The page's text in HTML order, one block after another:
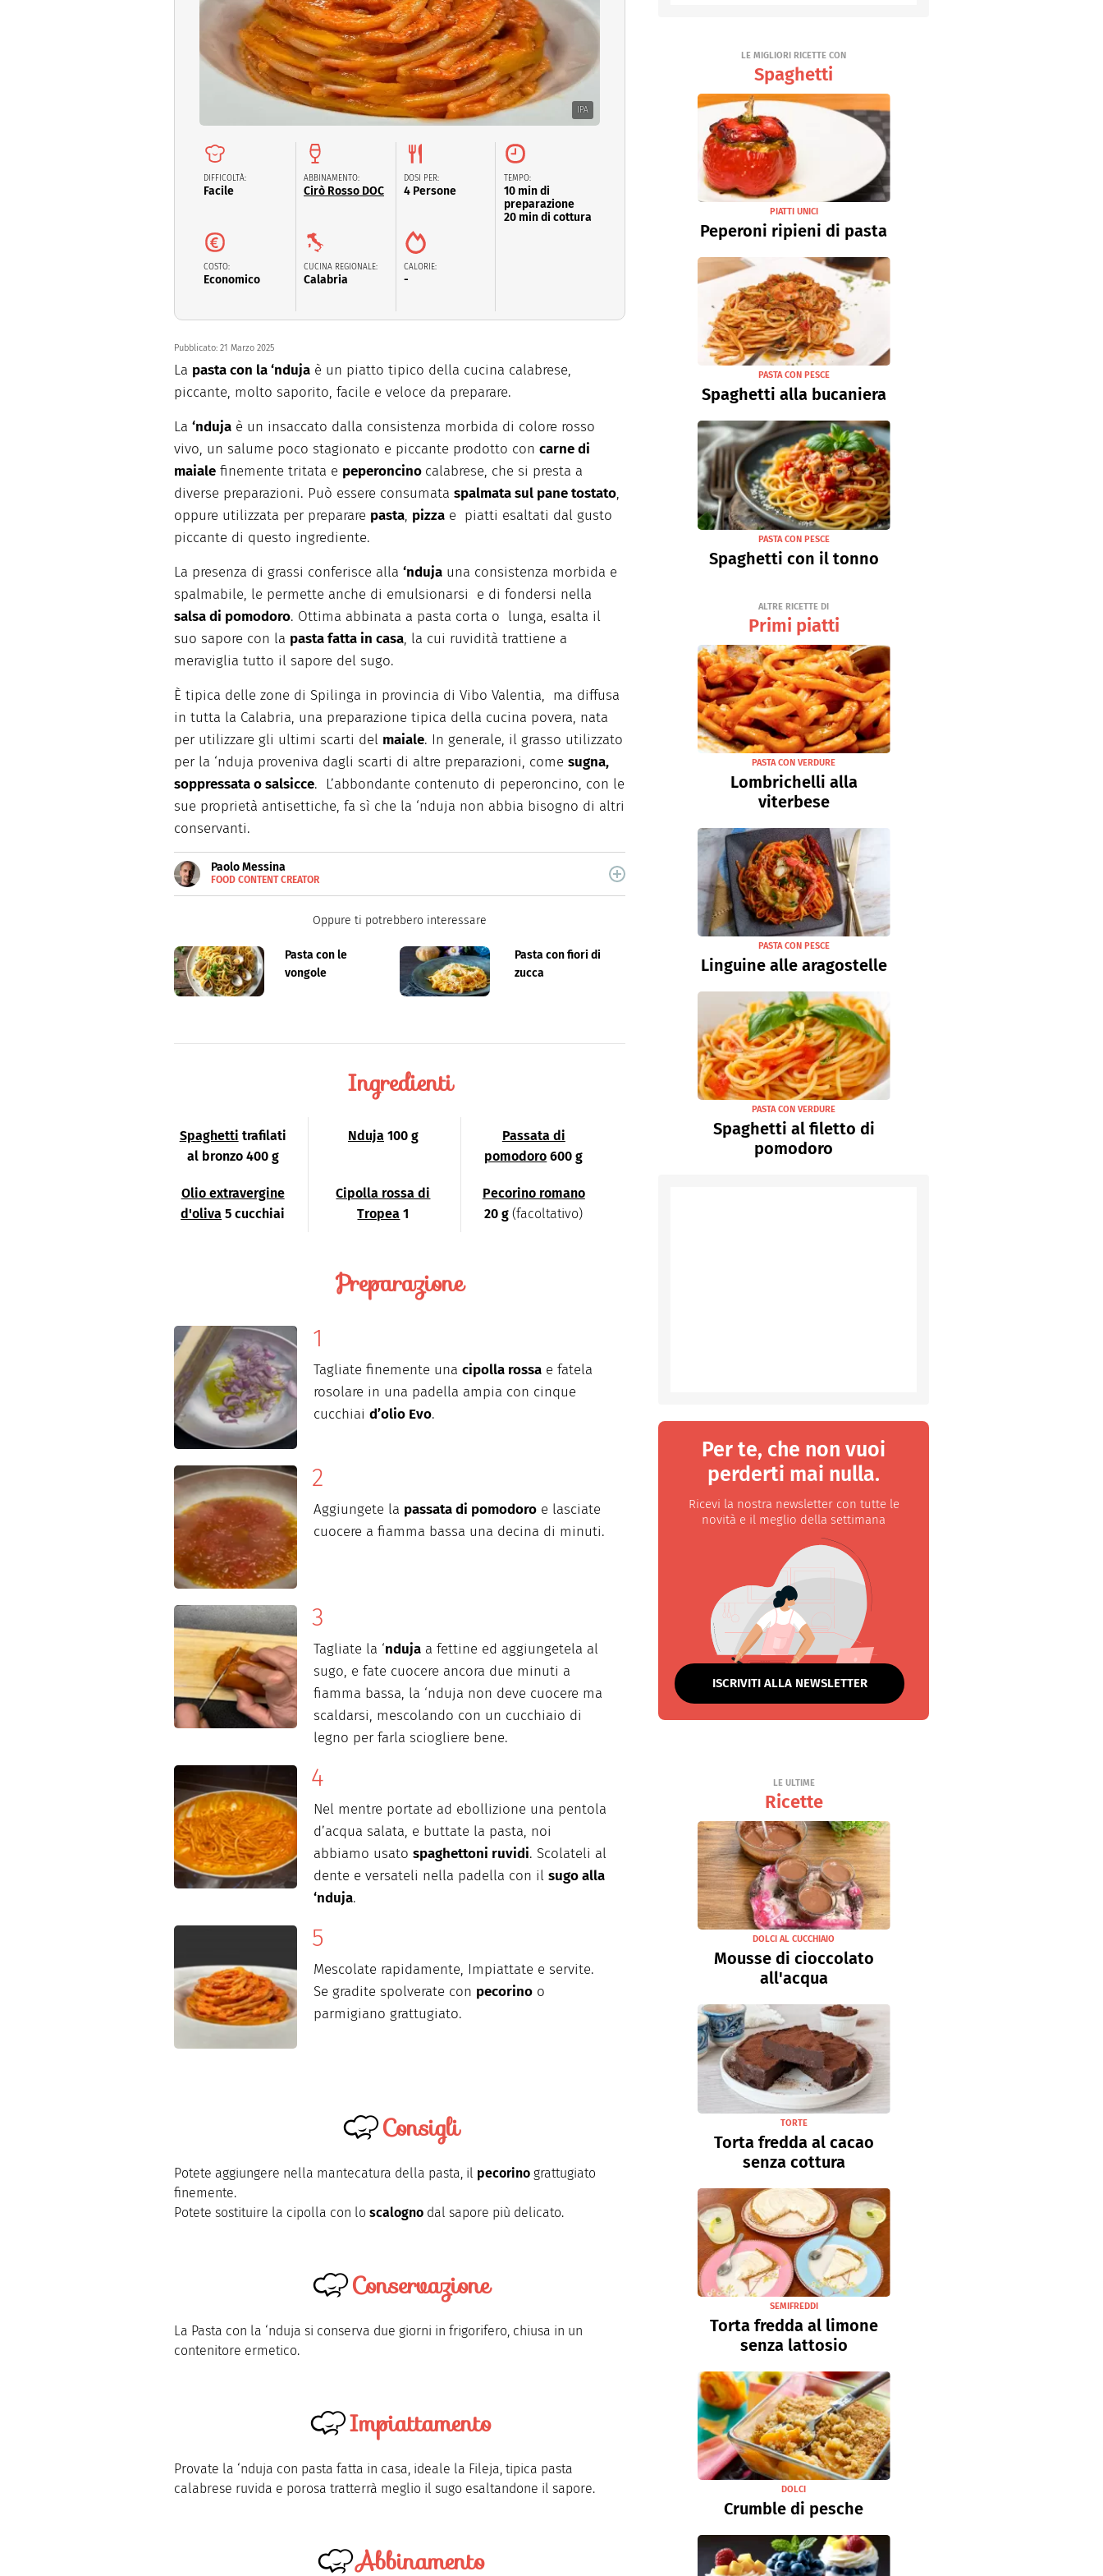
Dolci Pasqua
San Valentino
IPA
DIFFICOLTÀ:
Facile
ABBINAMENTO:
Cirò Rosso DOC
COSTO:
Economico
CUCINA REGIONALE:
Calabria
DOSI PER:
4 Persone
CALORIE:
-
TEMPO:
10 min di
preparazione
20 min di cottura
Pubblicato: 21 Marzo 2025
La pasta con la ‘nduja è un piatto tipico della cucina calabrese,
piccante, molto saporito, facile e veloce da preparare.
La ‘nduja è un insaccato dalla consistenza morbida di colore rosso
vivo, un salume poco stagionato e piccante prodotto con carne di
maiale finemente tritata e peperoncino calabrese, che si presta a
diverse preparazioni. Può essere consumata spalmata sul pane tostato,
oppure utilizzata per preparare pasta, pizza e piatti esaltati dal gusto
piccante di questo ingrediente.
La presenza di grassi conferisce alla ‘nduja una consistenza morbida e
spalmabile, le permette anche di emulsionarsi e di fondersi nella
salsa di pomodoro. Ottima abbinata a pasta corta o lunga, esalta il
suo sapore con la pasta fatta in casa, la cui ruvidità trattiene a
meraviglia tutto il sapore del sugo.
È tipica delle zone di Spilinga in provincia di Vibo Valentia, ma diffusa
in tutta la Calabria, una preparazione tipica della cucina povera, nata
per utilizzare gli ultimi scarti del maiale. In generale, il grasso utilizzato
per la ‘nduja proveniva dagli scarti di altre preparazioni, come sugna,
soppressata o salsicce. L’abbondante contenuto di peperoncino, con le
sue proprietà antisettiche, fa sì che la ‘nduja non abbia bisogno di altri
conservanti.
Paolo Messina
FOOD CONTENT CREATOR
Cuoco amatoriale e food content creator su tutte le piattaforme social.
Oppure ti potrebbero interessare
Pasta con le
vongole
Pasta con fiori di
zucca
Ingredienti
Spaghetti trafilati
al bronzo 400 g
Nduja 100 g
Passata di
pomodoro 600 g
Olio extravergine
d'oliva 5 cucchiai
Cipolla rossa di
Tropea 1
Pecorino romano
20 g (facoltativo)
Preparazione
Tagliate finemente una cipolla rossa e fatela
rosolare in una padella ampia con cinque
cucchiai d’olio Evo.
Aggiungete la passata di pomodoro e lasciate
cuocere a fiamma bassa una decina di minuti.
Tagliate la ‘nduja a fettine ed aggiungetela al
sugo, e fate cuocere ancora due minuti a
fiamma bassa, la ‘nduja non deve cuocere ma
scaldarsi, mescolando con un cucchiaio di
legno per farla sciogliere bene.
Nel mentre portate ad ebollizione una pentola
d’acqua salata, e buttate la pasta, noi
abbiamo usato spaghettoni ruvidi. Scolateli al
dente e versateli nella padella con il sugo alla
‘nduja.
Mescolate rapidamente, Impiattate e servite.
Se gradite spolverate con pecorino o
parmigiano grattugiato.
Consigli
Potete aggiungere nella mantecatura della pasta, il pecorino grattugiato
finemente.
Potete sostituire la cipolla con lo scalogno dal sapore più delicato.
Conservazione
La Pasta con la ‘nduja si conserva due giorni in frigorifero, chiusa in un
contenitore ermetico.
Impiattamento
Provate la ‘nduja con pasta fatta in casa, ideale la Fileja, tipica pasta
calabrese ruvida e porosa tratterrà meglio il sugo esaltandone il sapore.
Abbinamento
LE MIGLIORI RICETTE CON
Spaghetti
PIATTI UNICI
Peperoni ripieni di pasta
PASTA CON PESCE
Spaghetti alla bucaniera
PASTA CON PESCE
Spaghetti con il tonno
ALTRE RICETTE DI
Primi piatti
PASTA CON VERDURE
Lombrichelli alla
viterbese
PASTA CON PESCE
Linguine alle aragostelle
PASTA CON VERDURE
Spaghetti al filetto di
pomodoro
Per te, che non vuoi
perderti mai nulla.
Ricevi la nostra newsletter con tutte le
novità e il meglio della settimana
ISCRIVITI ALLA NEWSLETTER
LE ULTIME
Ricette
DOLCI AL CUCCHIAIO
Mousse di cioccolato
all'acqua
TORTE
Torta fredda al cacao
senza cottura
SEMIFREDDI
Torta fredda al limone
senza lattosio
DOLCI
Crumble di pesche